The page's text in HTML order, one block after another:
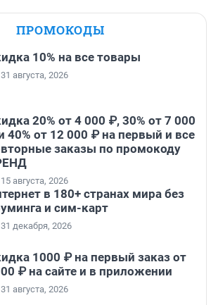
ПРОМОКОДЫ
10% на все товары
августа, 2026
20% от 4 000 ₽, 30% от 7 000
40% от 12 000 ₽ на первый и все
заказы по промокоду
августа, 2026
в 180+ странах мира без
и сим-карт
декабря, 2026
1000 ₽ на первый заказ от
₽ на сайте и в приложении
августа, 2026